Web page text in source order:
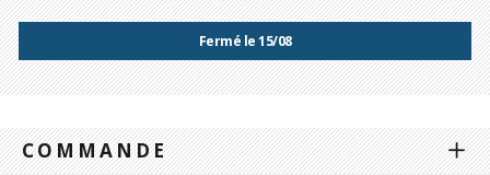
Fermé le 15/08
COMMANDE